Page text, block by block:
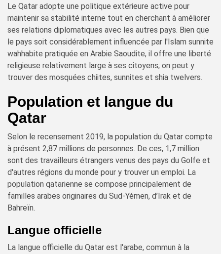
Le Qatar adopte une politique extérieure active pour
maintenir sa stabilité interne tout en cherchant à améliorer
ses relations diplomatiques avec les autres pays. Bien que
le pays soit considérablement influencée par l'Islam sunnite
wahhabite pratiquée en Arabie Saoudite, il offre une liberté
religieuse relativement large à ses citoyens; on peut y
trouver des mosquées chiites, sunnites et shia twelvers.
Population et langue du
Qatar
Selon le recensement 2019, la population du Qatar compte
à présent 2,87 millions de personnes. De ces, 1,7 million
sont des travailleurs étrangers venus des pays du Golfe et
d'autres régions du monde pour y trouver un emploi. La
population qatarienne se compose principalement de
familles arabes originaires du Sud-Yémen, d’Irak et de
Bahreïn.
Langue officielle
La langue officielle du Qatar est l'arabe, commun à la